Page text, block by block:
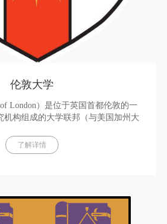
伦敦大学
London）是位于英国首都伦敦的一
机构组成的大学联邦（与美国加州大
学院合并而成，并获颁皇家特许状，
公立大学系统之一。伦敦大学是世界
与各级学院的校监。
了解详情